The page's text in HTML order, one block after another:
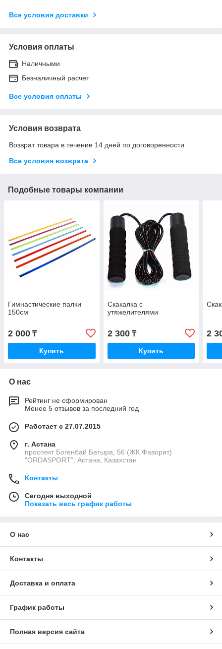
Все условия доставки
Условия оплаты
Наличными
Безналичный расчет
Все условия оплаты
Условия возврата
Возврат товара в течение 14 дней по договоренности
Все условия возврата
Подобные товары компании
Гимнастические палки
150см
2 000 ₸
Купить
Скакалка с
утяжелителями
2 300₸
Купить
2
О нас
Рейтинг не сформирован
Менее 5 отзывов за последний год
Работает с 27.07.2015
г. Астана
проспект Богенбай Батыра, 56 (ЖК Фаворит)
"ORDASPORT", Астана, Казахстан
Контакты
Сегодня выходной
Показать весь график работы
О нас
Контакты
Доставка и оплата
График работы
Полная версия сайта